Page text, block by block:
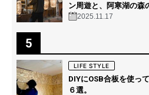
ン周遊と、阿寒湖の森
ムイルミナ」を体験！
2025.11.17
5
LIFE STYLE
DIYにOSB合板を使っ
６選。